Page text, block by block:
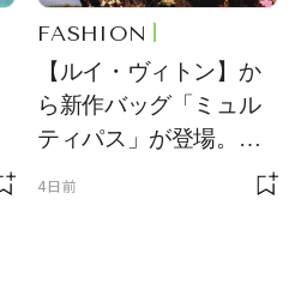
FASHION
【ルイ・ヴィトン】か
ら新作バッグ「ミュル
ティパス」が登場。ミ
ニサイズもラインナッ
4日前